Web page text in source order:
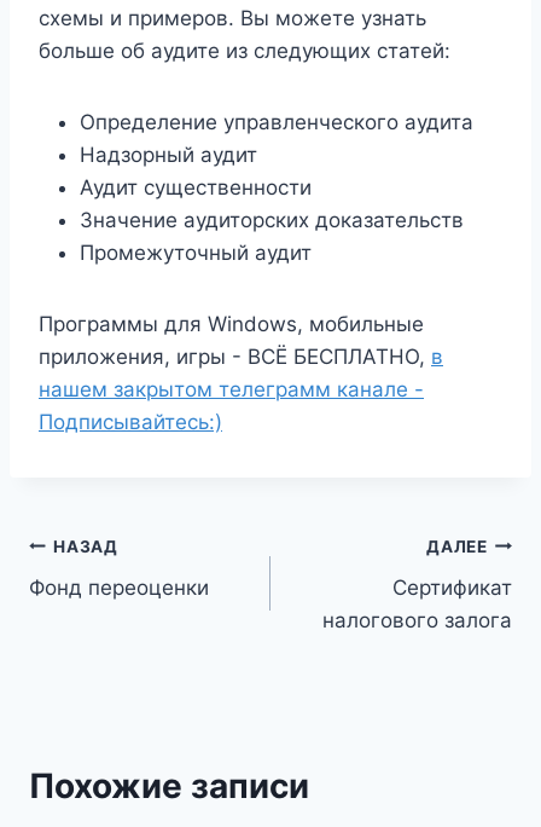
схемы и примеров. Вы можете узнать
больше об аудите из следующих статей:
Определение управленческого аудита
Надзорный аудит
Аудит существенности
Значение аудиторских доказательств
Промежуточный аудит
Программы для Windows, мобильные
приложения, игры - ВСЁ БЕСПЛАТНО, в
нашем закрытом телеграмм канале -
Подписывайтесь:)
Навигация
по
НАЗАД
Фонд переоценки
ДАЛЕЕ
Сертификат
налогового залога
Похожие записи